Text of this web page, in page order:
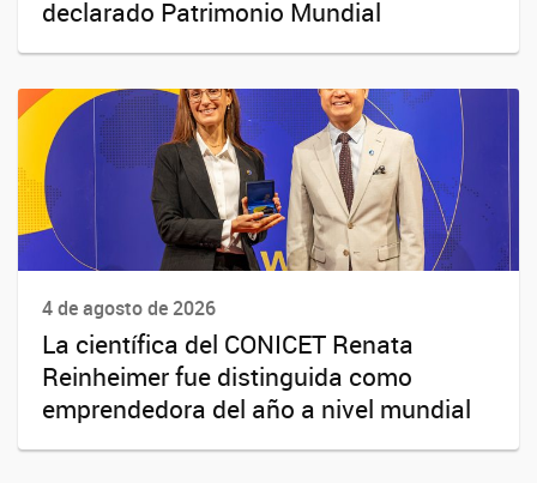
declarado Patrimonio Mundial
4 de agosto de 2026
La científica del CONICET Renata
Reinheimer fue distinguida como
emprendedora del año a nivel mundial